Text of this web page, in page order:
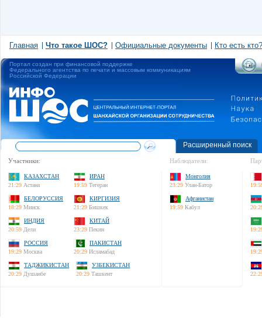
Главная Что такое ШОС? Официальные документы Кто есть кто?
Портал создан при финансовой поддержке
Федерального агентства по печати и массовым коммуникациям
Российской Федерации
Расширенный поиск
Участники:
КАЗАХСТАН
21:29 Астана
ИРАН
19:59 Тегеран
БЕЛОРУССИЯ
18:29 Минск
КИРГИЗИЯ
21:29 Бишкек
ИНДИЯ
20:59 Дели
КИТАЙ
23:29 Пекин
РОССИЯ
19:29 Москва
ПАКИСТАН
20:29 Исламабад
ТАДЖИКИСТАН
20:29 Душанбе
УЗБЕКИСТАН
20:29 Ташкент
Наблюдатели:
Монголия
23:29 Улан-Батор
Афганистан
19:59 Кабул